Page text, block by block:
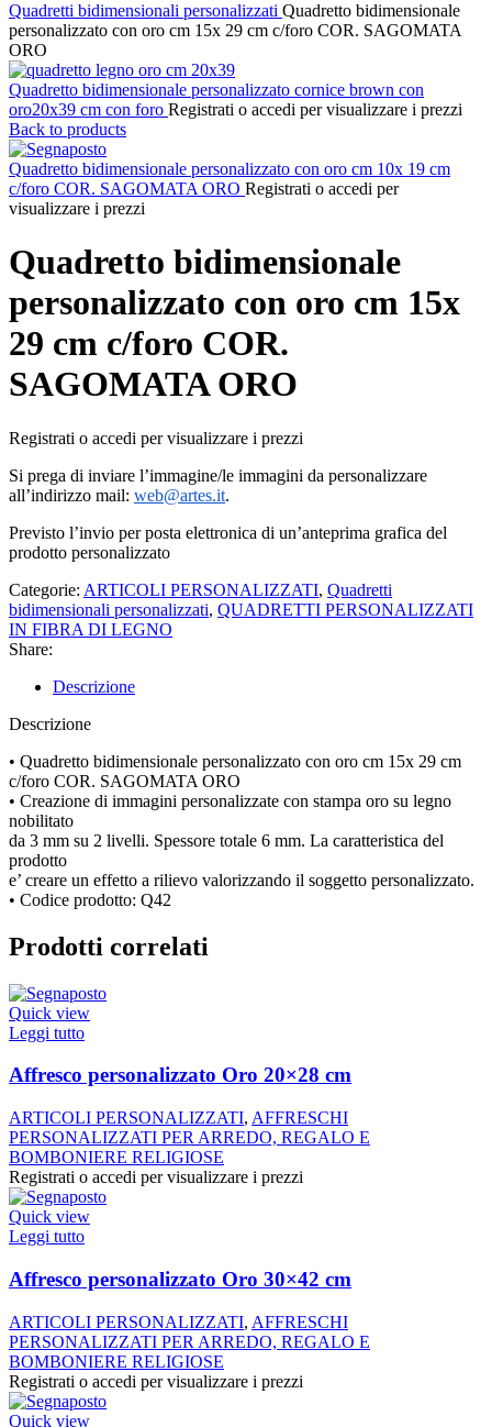
Quadretti bidimensionali personalizzati Quadretto bidimensionale
personalizzato con oro cm 15x 29 cm c/foro COR. SAGOMATA
ORO
Quadretto bidimensionale personalizzato cornice brown con
oro20x39 cm con foro Registrati o accedi per visualizzare i prezzi
Back to products
Quadretto bidimensionale personalizzato con oro cm 10x 19 cm
c/foro COR. SAGOMATA ORO Registrati o accedi per
visualizzare i prezzi
Quadretto bidimensionale
personalizzato con oro cm 15x
29 cm c/foro COR.
SAGOMATA ORO
Registrati o accedi per visualizzare i prezzi
Si prega di inviare l’immagine/le immagini da personalizzare
all’indirizzo mail: web@artes.it.
Previsto l’invio per posta elettronica di un’anteprima grafica del
prodotto personalizzato
Categorie: ARTICOLI PERSONALIZZATI, Quadretti
bidimensionali personalizzati, QUADRETTI PERSONALIZZATI
IN FIBRA DI LEGNO
Share:
Descrizione
Descrizione
• Quadretto bidimensionale personalizzato con oro cm 15x 29 cm
c/foro COR. SAGOMATA ORO
• Creazione di immagini personalizzate con stampa oro su legno
nobilitato
da 3 mm su 2 livelli. Spessore totale 6 mm. La caratteristica del
prodotto
e’ creare un effetto a rilievo valorizzando il soggetto personalizzato.
• Codice prodotto: Q42
Prodotti correlati
Quick view
Leggi tutto
Affresco personalizzato Oro 20×28 cm
ARTICOLI PERSONALIZZATI, AFFRESCHI
PERSONALIZZATI PER ARREDO, REGALO E
BOMBONIERE RELIGIOSE
Registrati o accedi per visualizzare i prezzi
Quick view
Leggi tutto
Affresco personalizzato Oro 30×42 cm
ARTICOLI PERSONALIZZATI, AFFRESCHI
PERSONALIZZATI PER ARREDO, REGALO E
BOMBONIERE RELIGIOSE
Registrati o accedi per visualizzare i prezzi
Quick view